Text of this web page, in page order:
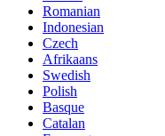
Romanian
Indonesian
Czech
Afrikaans
Swedish
Polish
Basque
Catalan